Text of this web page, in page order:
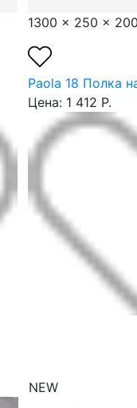
1300 x 250 x
Paola 18 Полка
Цена: 1 412 Р.
NEW